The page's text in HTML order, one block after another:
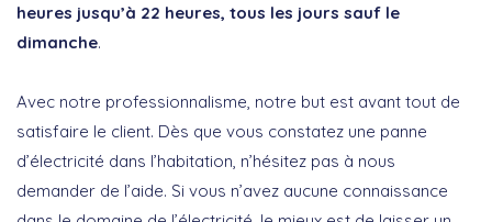
heures jusqu’à 22 heures, tous les jours sauf le
dimanche.
Avec notre professionnalisme, notre but est avant tout de
satisfaire le client. Dès que vous constatez une panne
d’électricité dans l’habitation, n’hésitez pas à nous
demander de l’aide. Si vous n’avez aucune connaissance